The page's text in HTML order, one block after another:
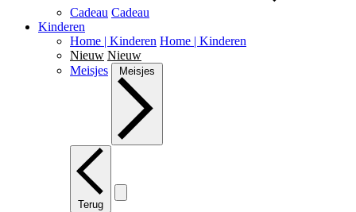
Cadeau Cadeau
Kinderen
Home | Kinderen Home | Kinderen
Nieuw Nieuw
Meisjes
Meisjes
Terug